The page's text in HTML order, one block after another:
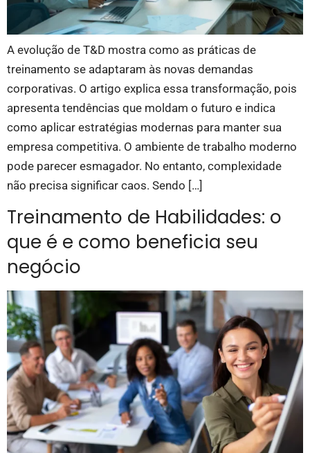
A evolução de T&D mostra como as práticas de
treinamento se adaptaram às novas demandas
corporativas. O artigo explica essa transformação, pois
apresenta tendências que moldam o futuro e indica
como aplicar estratégias modernas para manter sua
empresa competitiva. O ambiente de trabalho moderno
pode parecer esmagador. No entanto, complexidade
não precisa significar caos. Sendo […]
Treinamento de Habilidades: o
que é e como beneficia seu
negócio